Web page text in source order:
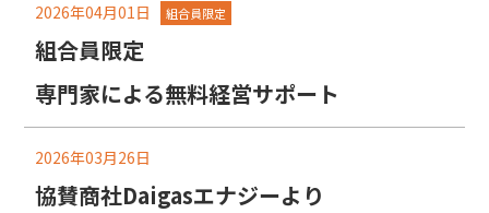
2026年04月01日 組合員限定
組合員限定
専門家による無料経営サポート
2026年03月26日
協賛商社Daigasエナジーより